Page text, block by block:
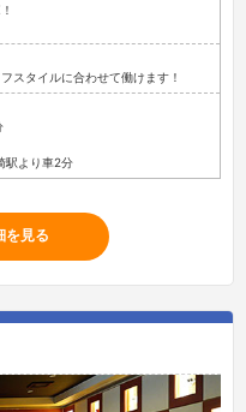
スタイルに合わせて働けます！
駅より車2分
を見る